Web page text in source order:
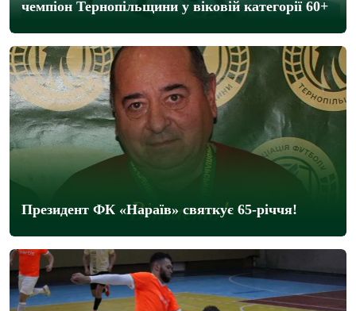
чемпіон Тернопільщини у віковій категорії 60+
Президент ФК «Нараїв» святкує 65-річчя!